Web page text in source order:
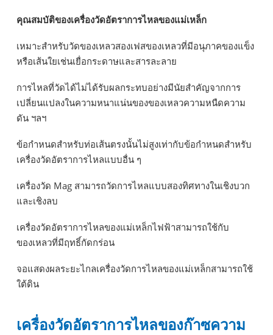
คุณสมบัติของเครื่องวัดอัตราการไหลของแม่เหล็ก
เหมาะสำหรับวัดของเหลวสองเฟสของเหลวที่มีอนุภาคของแข็ง
หรือเส้นใยเช่นเยื่อกระดาษและสารละลาย
การไหลที่วัดได้ไม่ได้รับผลกระทบอย่างมีนัยสำคัญจากการ
เปลี่ยนแปลงในความหนาแน่นของของเหลวความหนืดความ
ดัน ฯลฯ
ข้อกำหนดสำหรับท่อเส้นตรงนั้นไม่สูงเท่ากับข้อกำหนดสำหรับ
เครื่องวัดอัตราการไหลแบบอื่น ๆ
เครื่องวัด Mag สามารถวัดการไหลแบบสองทิศทางในเชิงบวก
และเชิงลบ
เครื่องวัดอัตราการไหลของแม่เหล็กไฟฟ้าสามารถใช้กับ
ของเหลวที่มีฤทธิ์กัดกร่อน
จอแสดงผลระยะไกลเครื่องวัดการไหลของแม่เหล็กสามารถใช้
ใต้ดิน
เครื่องวัดอัตราการไหลของก๊าซความ